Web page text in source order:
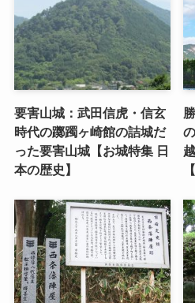
要害山城：武田信虎・信玄
時代の躑躅ヶ崎館の詰城だ
った要害山城【お城特集 日
本の歴史】